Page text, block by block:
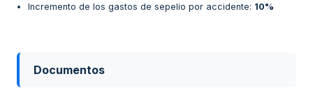
Incremento de los gastos de sepelio por accidente: 10%
Documentos